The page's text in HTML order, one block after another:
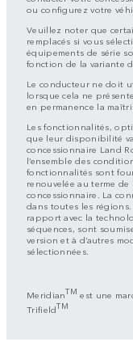
ou configurez votre
Veuillez noter que
remplacés si vous
équipements de série
fonction de la variante
Le conducteur ne doit
lorsque cela ne
en permanence la
Les fonctionnalités,
que leur disponibilité
concessionnaire Land
l’ensemble des
fonctionnalités sont
renouvelée au terme
concessionnaire. La
dans toutes les
rapport avec la
séquences, sont
version et à d’autres
sélectionnées.
MeridianTM est une
TrifieldTM